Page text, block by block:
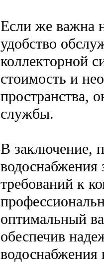
Если же важна
удобство
коллекторной
стоимость и
пространства,
службы.
В заключение,
водоснабжения
требований к
оптимальный
обеспечив
водоснабжения